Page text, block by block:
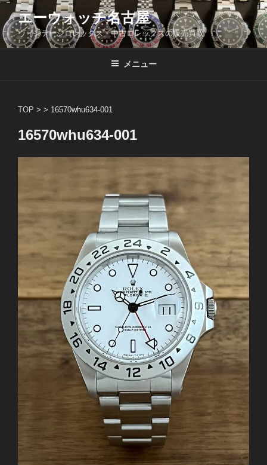
コ
ン
テ
ン
エーウォッチ名古屋
ヴィンテージロレックス・中古ロレックスの販売買取
メニュー
TOP > > 16570whu634-001
16570whu634-001